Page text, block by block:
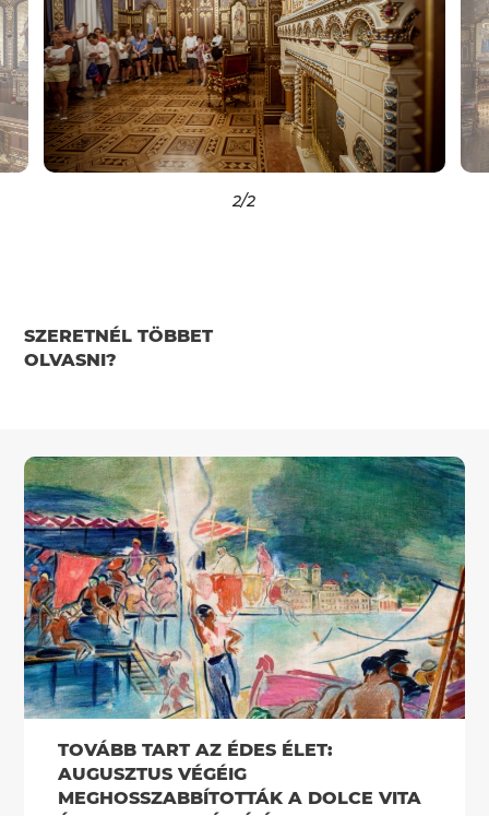
2/2
SZERETNÉL TÖBBET
OLVASNI?
TOVÁBB TART AZ ÉDES ÉLET:
AUGUSZTUS VÉGÉIG
MEGHOSSZABBÍTOTTÁK A DOLCE VITA